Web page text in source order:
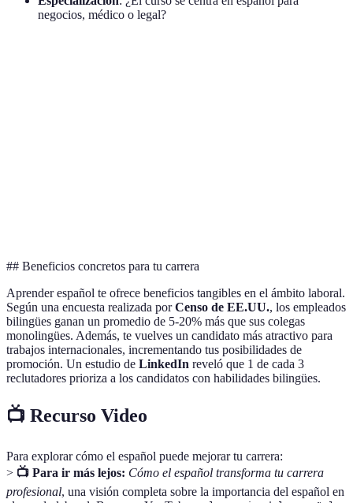
negocios, médico o legal?
## Beneficios concretos para tu carrera
Aprender español te ofrece beneficios tangibles en el ámbito laboral.
Según una encuesta realizada porCenso de EE.UU., los empleados
bilingües ganan un promedio de 5-20% más que sus colegas
monolingües. Además, te vuelves un candidato más atractivo para
trabajos internacionales, incrementando tus posibilidades de
promoción. Un estudio de LinkedIn reveló que 1 de cada 3
reclutadores prioriza a los candidatos con habilidades bilingües.
📺 Recurso Video
Para explorar cómo el español puede mejorar tu carrera:
> 📺 Para ir más lejos: Cómo el español transforma tu carrera
profesional, una visión completa sobre la importancia del español en